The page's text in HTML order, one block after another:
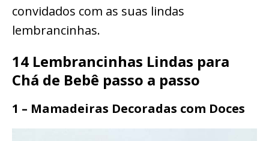
convidados com as suas lindas
lembrancinhas.
14 Lembrancinhas Lindas para
Chá de Bebê passo a passo
1 – Mamadeiras Decoradas com Doces